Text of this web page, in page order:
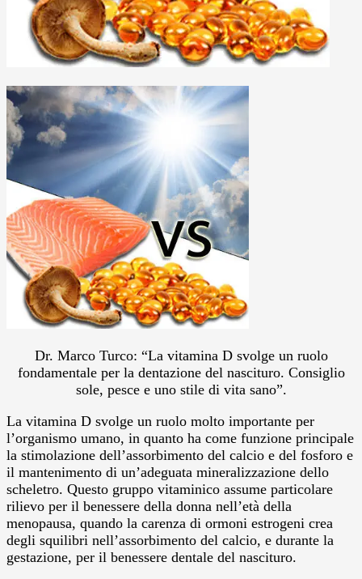
Dr. Marco Turco: “La vitamina D svolge un ruolo
fondamentale per la dentazione del nascituro. Consiglio
sole, pesce e uno stile di vita sano”.
La vitamina D svolge un ruolo molto importante per
l’organismo umano, in quanto ha come funzione principale
la stimolazione dell’assorbimento del calcio e del fosforo e
il mantenimento di un’adeguata mineralizzazione dello
scheletro. Questo gruppo vitaminico assume particolare
rilievo per il benessere della donna nell’età della
menopausa, quando la carenza di ormoni estrogeni crea
degli squilibri nell’assorbimento del calcio, e durante la
gestazione, per il benessere dentale del nascituro.